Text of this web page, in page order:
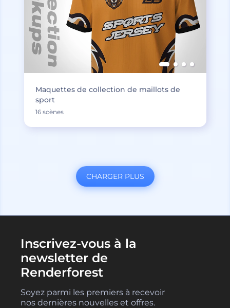
Maquettes de collection de maillots de
sport
16 scènes
CHARGER PLUS
Inscrivez-vous à la
newsletter de
Renderforest
Soyez parmi les premiers à recevoir
nos dernières nouvelles et offres.